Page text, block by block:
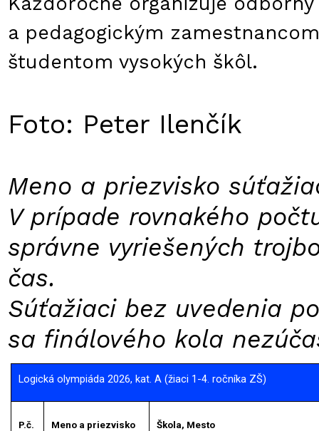
a pedagogickým
študentom vysokých škôl.
Foto: Peter Ilenčík
Meno a priezvisko
V prípade rovnakého
správne vyriešených
čas.
Súťažiaci bez uvedenia
sa finálového kola
Logická olympiáda 2026, kat. A (žiaci 1-4. ročníka ZŠ)
P.č. Meno a priezvisko Škola, Mesto